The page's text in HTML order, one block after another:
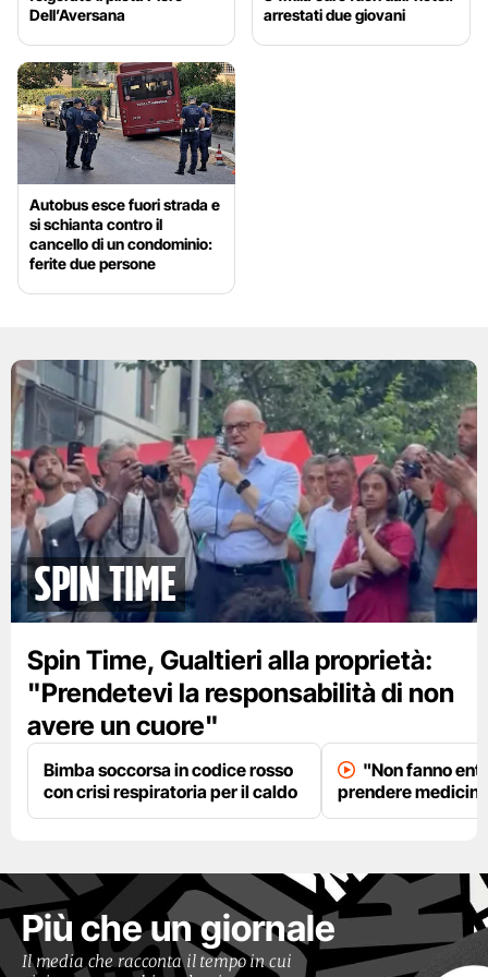
Dell’Aversana
arrestati due giovani
Autobus esce fuori strada e
si schianta contro il
cancello di un condominio:
ferite due persone
spin time
Spin Time, Gualtieri alla proprietà:
"Prendetevi la responsabilità di non
avere un cuore"
Bimba soccorsa in codice rosso
con crisi respiratoria per il caldo
"Non fanno
prendere
Più che un giornale
Il media che racconta il tempo in cui